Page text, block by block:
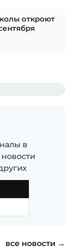
откроют
в
все новости →